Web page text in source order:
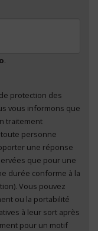
.
au traitement
*
protection des
vous informons que
traitement
une réponse
que pour une
durée conforme à la
Vous pouvez
ou la portabilité
à leur sort après
pour un motif